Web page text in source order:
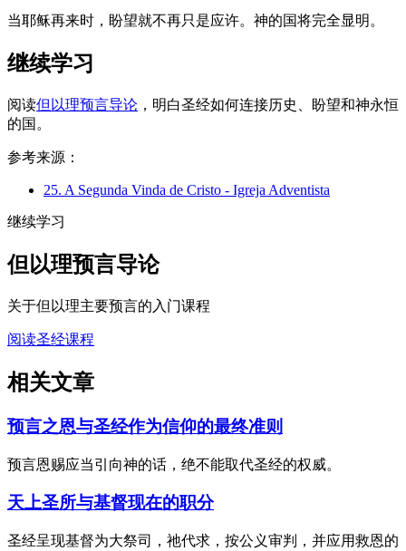
当耶稣再来时，盼望就不再只是应许。神的国将完全显明。
继续学习
阅读但以理预言导论 ，明白圣经如何连接历史、盼望和神永恒
的国。
参考来源：
25. A Segunda Vinda de Cristo - Igreja Adventista
继续学习
但以理预言导论
关于但以理主要预言的入门课程
阅读圣经课程
相关文章
预言之恩与圣经作为信仰的最终准则
预言恩赐应当引向神的话，绝不能取代圣经的权威。
天上圣所与基督现在的职分
圣经呈现基督为大祭司，祂代求，按公义审判，并应用救恩的